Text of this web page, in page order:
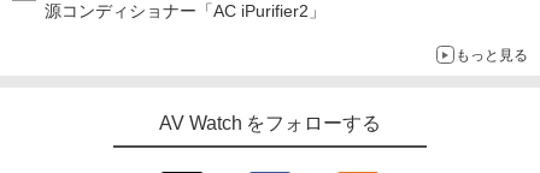
源コンディショナー「AC iPurifier2」
もっと見る
AV Watch をフォローする